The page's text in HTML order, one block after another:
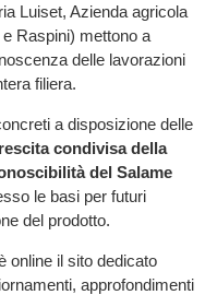
Luiset, Azienda agricola
Raspini) mettono a
delle lavorazioni
filiera.
a disposizione delle
condivisa della
del Salame
le basi per futuri
del prodotto.
online il sito dedicato
approfondimenti